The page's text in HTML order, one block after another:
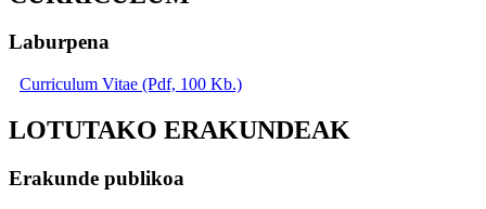
Laburpena
Curriculum Vitae (Pdf, 100 Kb.)
LOTUTAKO ERAKUNDEAK
Erakunde publikoa